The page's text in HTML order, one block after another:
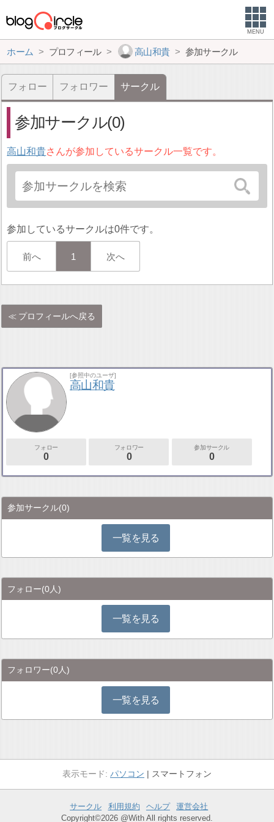
MENU
ホーム プロフィール 高山和貴 参加サークル
フォロー フォロワー サークル
参加サークル(0)
高山和貴さんが参加しているサークル一覧です。
参加しているサークルは0件です。
前へ 1 次へ
プロフィールへ戻る
[参照中のユーザ]
高山和貴
フォロー
0
フォロワー
0
参加サークル
0
参加サークル(0)
一覧を見る
フォロー(0人)
一覧を見る
フォロワー(0人)
一覧を見る
パソコン スマートフォン
サークル 利用規約 ヘルプ
運営会社
Copyright©2026 @With All rights reserved.